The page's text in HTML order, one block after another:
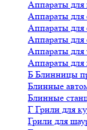
Аппараты для
Аппараты для
Аппараты для
Аппараты для
Аппараты для
Аппараты для
Б Блинницы
Блинные
Блинные
Г Грили для
Грили для